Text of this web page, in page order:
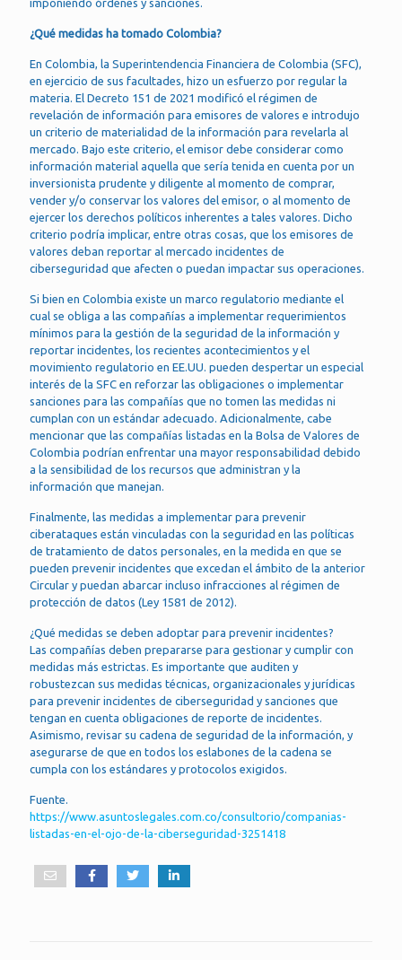
imponiendo órdenes y sanciones.
¿Qué medidas ha tomado Colombia?
En Colombia, la Superintendencia Financiera de Colombia (SFC),
en ejercicio de sus facultades, hizo un esfuerzo por regular la
materia. El Decreto 151 de 2021 modificó el régimen de
revelación de información para emisores de valores e introdujo
un criterio de materialidad de la información para revelarla al
mercado. Bajo este criterio, el emisor debe considerar como
información material aquella que sería tenida en cuenta por un
inversionista prudente y diligente al momento de comprar,
vender y/o conservar los valores del emisor, o al momento de
ejercer los derechos políticos inherentes a tales valores. Dicho
criterio podría implicar, entre otras cosas, que los emisores de
valores deban reportar al mercado incidentes de
ciberseguridad que afecten o puedan impactar sus operaciones.
Si bien en Colombia existe un marco regulatorio mediante el
cual se obliga a las compañías a implementar requerimientos
mínimos para la gestión de la seguridad de la información y
reportar incidentes, los recientes acontecimientos y el
movimiento regulatorio en EE.UU. pueden despertar un especial
interés de la SFC en reforzar las obligaciones o implementar
sanciones para las compañías que no tomen las medidas ni
cumplan con un estándar adecuado. Adicionalmente, cabe
mencionar que las compañías listadas en la Bolsa de Valores de
Colombia podrían enfrentar una mayor responsabilidad debido
a la sensibilidad de los recursos que administran y la
información que manejan.
Finalmente, las medidas a implementar para prevenir
ciberataques están vinculadas con la seguridad en las políticas
de tratamiento de datos personales, en la medida en que se
pueden prevenir incidentes que excedan el ámbito de la anterior
Circular y puedan abarcar incluso infracciones al régimen de
protección de datos (Ley 1581 de 2012).
¿Qué medidas se deben adoptar para prevenir incidentes?
Las compañías deben prepararse para gestionar y cumplir con
medidas más estrictas. Es importante que auditen y
robustezcan sus medidas técnicas, organizacionales y jurídicas
para prevenir incidentes de ciberseguridad y sanciones que
tengan en cuenta obligaciones de reporte de incidentes.
Asimismo, revisar su cadena de seguridad de la información, y
asegurarse de que en todos los eslabones de la cadena se
cumpla con los estándares y protocolos exigidos.
Fuente.
https://www.asuntoslegales.com.co/consultorio/companias-
listadas-en-el-ojo-de-la-ciberseguridad-3251418